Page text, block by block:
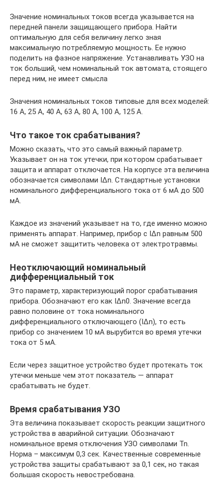
Значение номинальных токов всегда указывается на
передней панели защищающего прибора. Найти
оптимальную для себя величину легко зная
максимальную потребляемую мощность. Ее нужно
поделить на фазное напряжение. Устанавливать УЗО на
ток больший, чем номинальный ток автомата, стоящего
перед ним, не имеет смысла
Значения номинальных токов типовые для всех моделей:
16 А, 25 А, 40 А, 63 А, 80 А, 100 А, 125 А.
Что такое ток срабатывания?
Можно сказать, что это самый важный параметр.
Указывает он на ток утечки, при котором срабатывает
защита и аппарат отключается. На корпусе эта величина
обозначается символами IΔn. Стандартные установки
номинального дифференциального тока от 6 мА до 500
мА.
Каждое из значений указывает на то, где именно можно
применять аппарат. Например, прибор с IΔn равным 500
мА не сможет защитить человека от электротравмы.
Неотключающий номинальный
дифференциальный ток
Это параметр, характеризующий порог срабатывания
прибора. Обозначают его как IΔn0. Значение всегда
равно половине от тока номинального
дифференциального отключающего (IΔn), то есть
прибор со значением 10 мА вырубится во время утечки
тока от 5 мА.
Если через защитное устройство будет протекать ток
утечки меньше чем этот показатель — аппарат
срабатывать не будет.
Время срабатывания УЗО
Эта величина показывает скорость реакции защитного
устройства в аварийной ситуации. Обозначают
номинальное время отключения УЗО символами Tn.
Норма – максимум 0,3 сек. Качественные современные
устройства защиты срабатывают за 0,1 сек, но такая
большая скорость невостребована.